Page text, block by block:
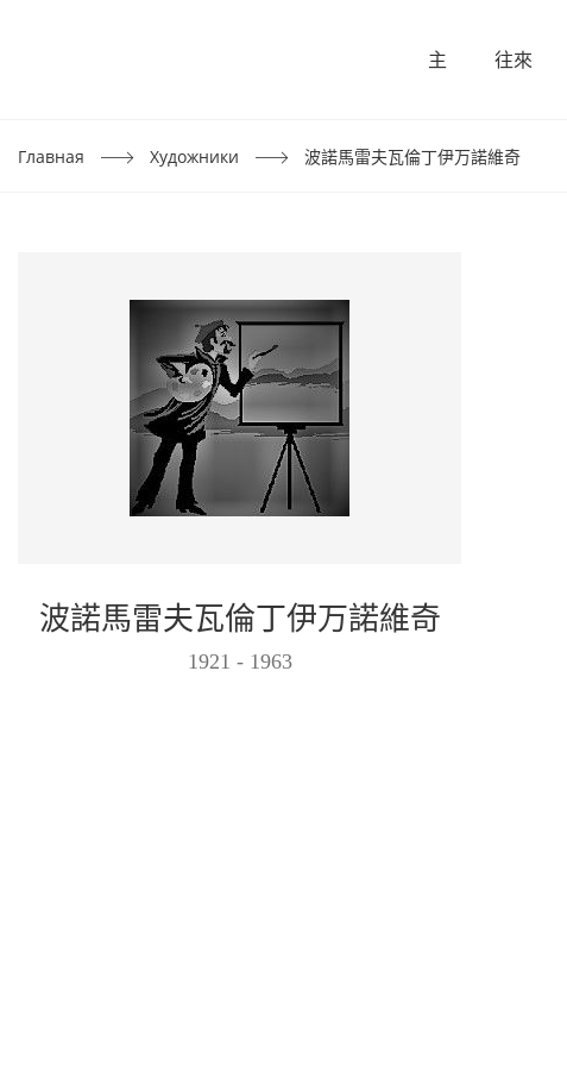
主 往來
Главная Художники 波諾馬雷夫瓦倫丁伊万諾維奇
波諾馬雷夫瓦倫丁伊万諾維奇
1921 - 1963